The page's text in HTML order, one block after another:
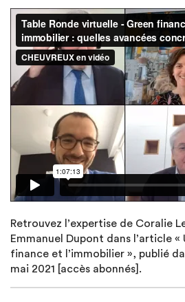
Retrouvez l’expertise de Coralie
Emmanuel Dupont dans l’article
finance et l’immobilier », publié
mai 2021 [accès abonnés].